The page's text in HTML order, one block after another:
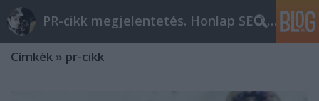
PR-cikk megjelentetés. Honlap SEO optimalizálás
Címkék » pr-cikk